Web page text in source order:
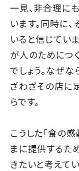
一見、非合理に
います。同時に
いると信じてい
が人のためにつ
でしょう。なぜ
ざわざその店に
らです。
こうした「食の
まに提供するた
きたいと考えて